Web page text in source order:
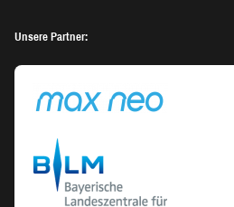
Unsere Partner: